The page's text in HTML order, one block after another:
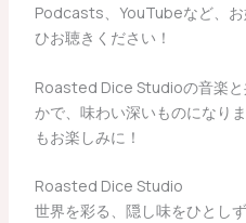
Podcasts、YouTubeなど、
ひお聴きください！
Roasted Dice Studioの音楽
かで、味わい深いものになり
もお楽しみに！
Roasted Dice Studio
世界を彩る、隠し味をひとしず